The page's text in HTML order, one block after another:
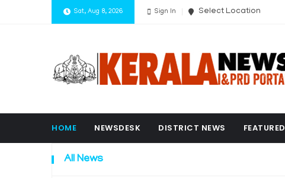
Sat, Aug 8, 2026 Sign In Select Location
HOME NEWSDESK DISTRICT NEWS FEATURED
All News